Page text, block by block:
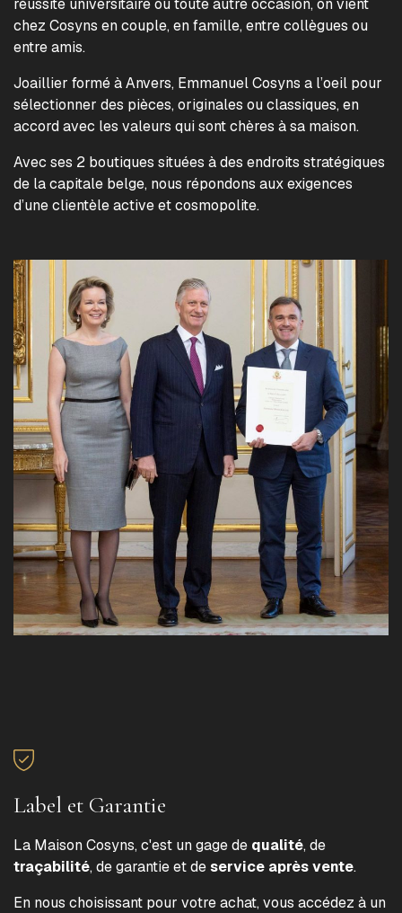
réussite universitaire ou toute autre occasion, on vient
chez Cosyns en couple, en famille, entre collègues ou
entre amis.
Joaillier formé à Anvers, Emmanuel Cosyns a l’oeil pour
sélectionner des pièces, originales ou classiques, en
accord avec les valeurs qui sont chères à sa maison.
Avec ses 2 boutiques situées à des endroits stratégiques
de la capitale belge, nous répondons aux exigences
d’une clientèle active et cosmopolite.
Label et Garantie
La Maison Cosyns, c'est un gage de qualité, de
traçabilité, de garantie et deservice après vente.
En nous choisissant pour votre achat, vous accédez à un